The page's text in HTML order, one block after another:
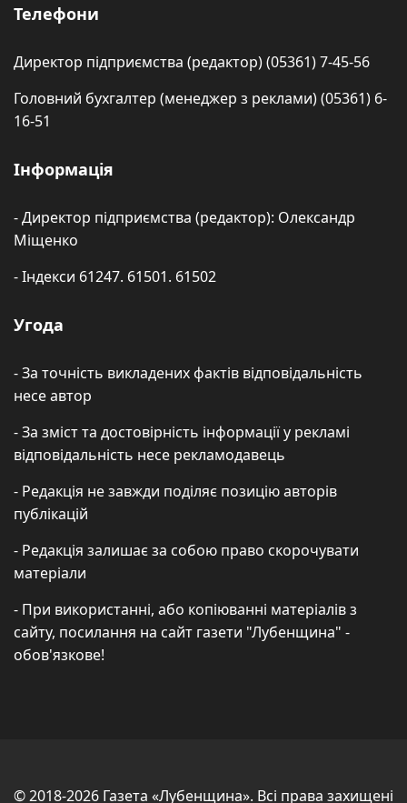
Телефони
Директор підприємства (редактор) (05361) 7-45-56
Головний бухгалтер (менеджер з реклами) (05361) 6-
16-51
Інформація
- Директор підприємства (редактор): Олександр
Міщенко
- Індекси 61247. 61501. 61502
Угода
- За точність викладених фактів відповідальність
несе автор
- За зміст та достовірність інформації у рекламі
відповідальність несе рекламодавець
- Редакція не завжди поділяє позицію авторів
публікацій
- Редакція залишає за собою право скорочувати
матеріали
- При використанні, або копіюванні матеріалів з
сайту, посилання на сайт газети "Лубенщина" -
обов'язкове!
© 2018-2026 Газета «Лубенщина». Всі права захищені